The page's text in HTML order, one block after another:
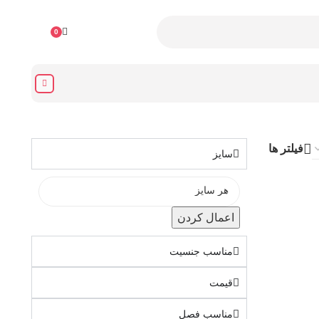
0
فیلتر ها سایز
اعمال کردن
مناسب جنسیت
قیمت
مناسب فصل